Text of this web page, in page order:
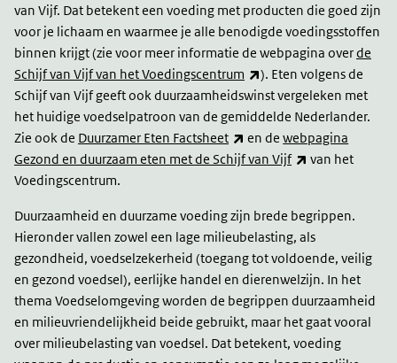
van Vijf. Dat betekent een voeding met producten die goed zijn
voor je lichaam en waarmee je alle benodigde voedingsstoffen
binnen krijgt (zie voor meer informatie de webpagina overde
Schijf van Vijf van het Voedingscentrum
(link is external)
). Eten volgens de
Schijf van Vijf geeft ook duurzaamheidswinst vergeleken met
het huidige voedselpatroon van de gemiddelde Nederlander.
Zie ook de Duurzamer Eten Factsheet (link is external)
en dewebpagina
Gezond en duurzaam eten met de Schijf van Vijf
(link is
van het
Voedingscentrum.
Duurzaamheid en duurzame voeding zijn brede begrippen.
Hieronder vallen zowel een lage milieubelasting, als
gezondheid, voedselzekerheid (toegang tot voldoende, veilig
en gezond voedsel), eerlijke handel en dierenwelzijn. In het
thema Voedselomgeving worden de begrippen duurzaamheid
en milieuvriendelijkheid beide gebruikt, maar het gaat vooral
over milieubelasting van voedsel. Dat betekent, voeding